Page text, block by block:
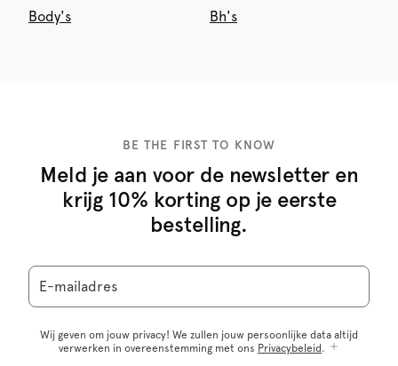
Body's Bh's
BE THE FIRST TO KNOW
Meld je aan voor de newsletter en
krijg 10% korting op je eerste
bestelling.
E-mailadres
Wij geven om jouw privacy! We zullen jouw persoonlijke data altijd
verwerken in overeenstemming met ons Privacybeleid .